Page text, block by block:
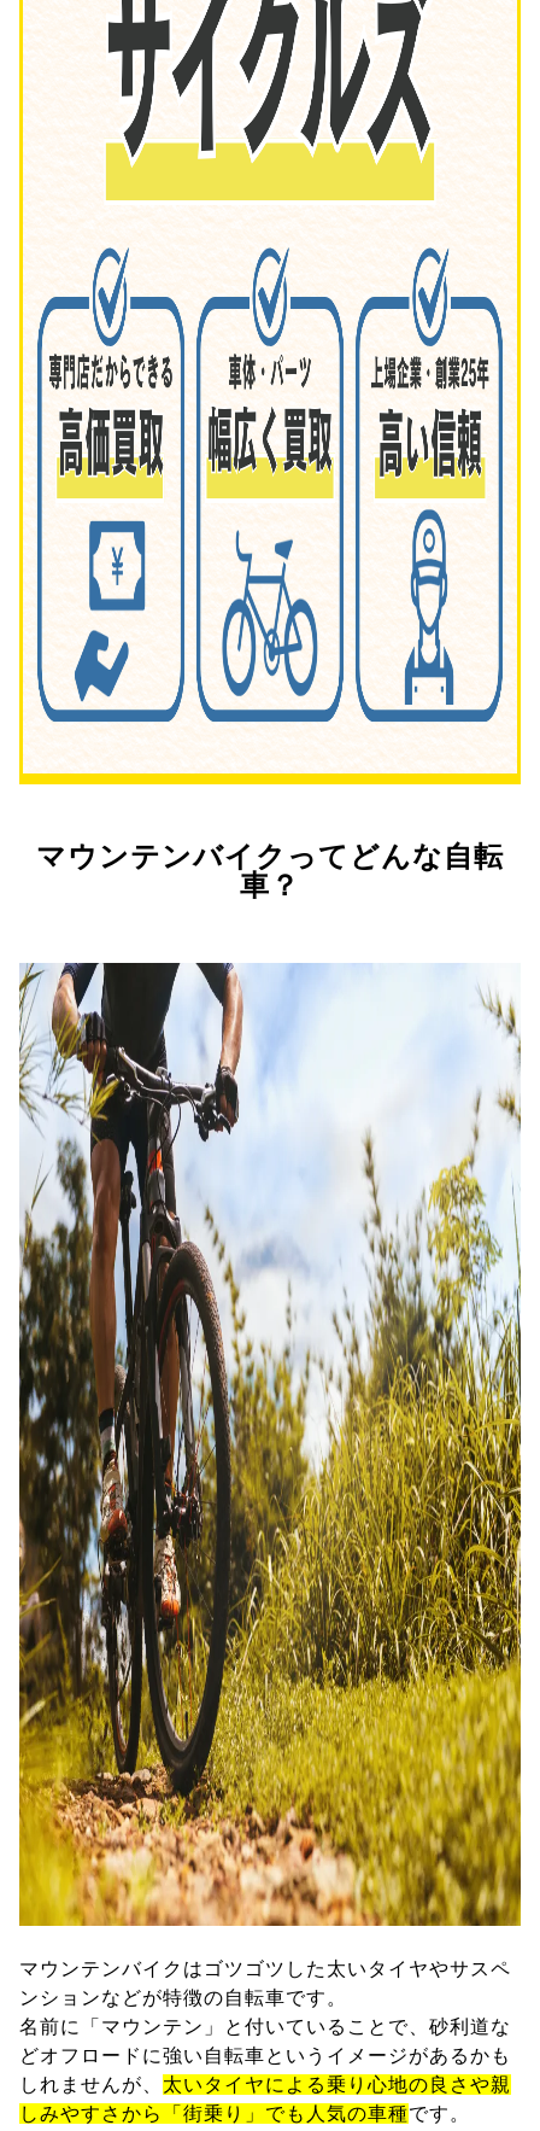
マウンテンバイクってどんな自転
車？
マウンテンバイクはゴツゴツした太いタイヤやサスペ
ンションなどが特徴の自転車です。
名前に「マウンテン」と付いていることで、砂利道な
どオフロードに強い自転車というイメージがあるかも
しれませんが、 太いタイヤによる乗り心地の良さや親
しみやすさから「街乗り」でも人気の車種です。